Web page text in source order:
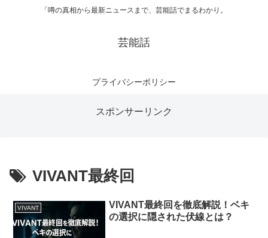
「噂の真相から最新ニュースまで、芸能話でまるわかり。
芸能話
プライバシーポリシー
スポンサーリンク
VIVANT最終回
VIVANT
VIVANT最終回を徹底解説！ベキ
の選択に隠された伏線とは？